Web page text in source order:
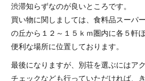
渋滞知らずなのが良いところです。
買い物に関しましては、食料品スーパ
の丘から１２～１５ｋｍ圏内に各５軒
便利な場所に位置しております。
最後になりますが、別荘を選ぶにはア
チェックなども行っていただければ、